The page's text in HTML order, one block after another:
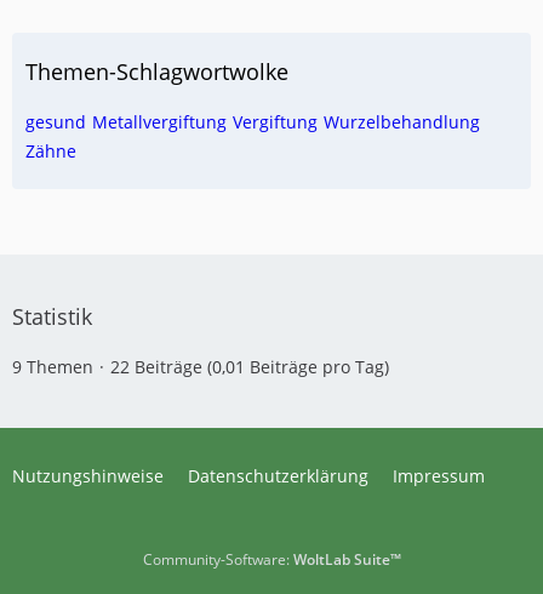
Themen-Schlagwortwolke
gesund Metallvergiftung Vergiftung Wurzelbehandlung
Zähne
Statistik
9 Themen 22 Beiträge (0,01 Beiträge pro Tag)
Nutzungshinweise Datenschutzerklärung Impressum
Community-Software:WoltLab Suite™